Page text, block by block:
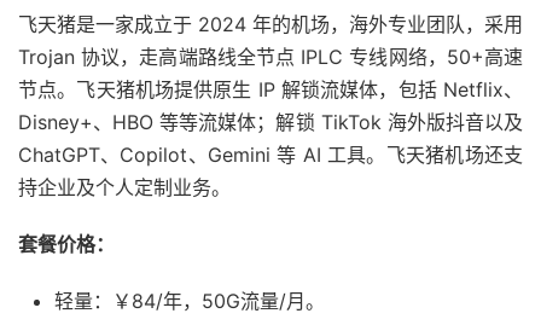
飞天猪是一家成立于 2024 年的机场，海外专业团队，采用
Trojan 协议，走高端路线全节点 IPLC 专线网络，50+高速
节点。飞天猪机场提供原生 IP 解锁流媒体，包括 Netflix、
Disney+、HBO 等等流媒体；解锁 TikTok 海外版抖音以及
ChatGPT、Copilot、Gemini 等 AI 工具。飞天猪机场还支
持企业及个人定制业务。
套餐价格：
轻量：￥84/年，50G流量/月。